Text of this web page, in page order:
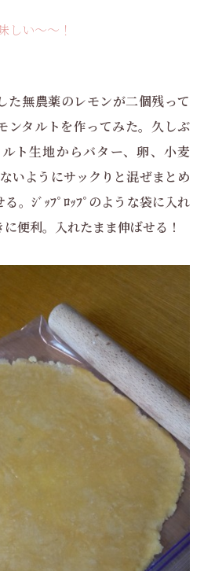
しい〜〜！
た無農薬のレモンが二個残って
ンタルトを作ってみた。久しぶ
ト生地からバター、卵、小麦
いようにサックりと混ぜまとめ
。ｼﾞｯﾌﾟﾛｯﾌﾟのような袋に入れ
便利。入れたまま伸ばせる！